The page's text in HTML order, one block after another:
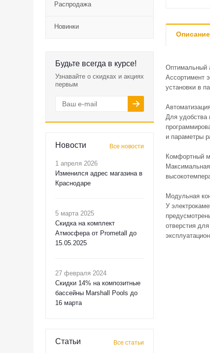
Распродажа
Новинки
Будьте всегда в курсе!
Узнавайте о скидках и акциях
первым
Новости Все новости
1 апреля 2026
Изменился адрес магазина в
Краснодаре
5 марта 2025
Скидка на комплект
Атмосфера от Prometall до
15.05.2025
27 февраля 2024
Скидки 14% на композитные
бассейны Marshall Pools до
16 марта
Статьи Все статьи
Описание
Оптимальный
Ассортимент
установки в
Для удобства
и параметры
Комфортный
Модульная
У
отверстия